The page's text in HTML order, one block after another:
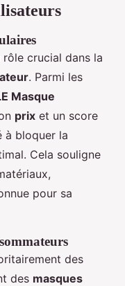
rôle crucial dans la
. Parmi les
Masque
prix et un score
à bloquer la
Cela souligne
pour sa
des
des masques